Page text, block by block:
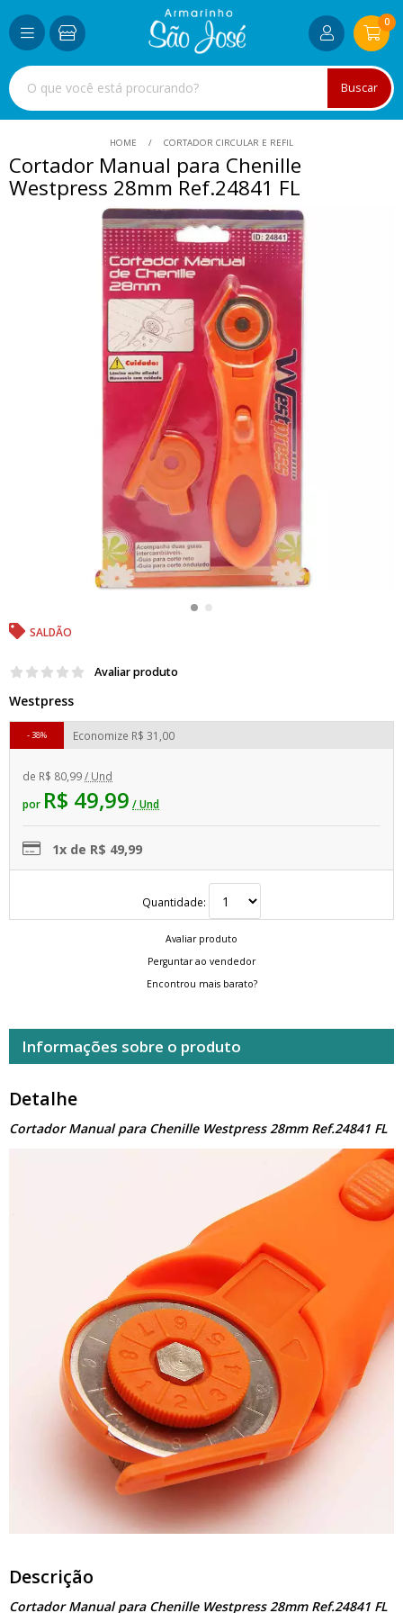
Buscar
0
HOME CORTADOR CIRCULAR E REFIL
Cortador Manual para Chenille
Westpress 28mm Ref.24841 FL
SALDÃO
Avaliar produto
Westpress
de R$ 80,99/ Und
por R$ 49,99 / Und
Economize R$ 31,00
38%
1x de R$ 49,99
Quantidade:
Avaliar produto
Perguntar ao vendedor
Encontrou mais barato?
Informações sobre o produto
Detalhe
Cortador Manual para Chenille Westpress 28mm Ref.24841 FL
Descrição
Cortador Manual para Chenille Westpress 28mm Ref.24841 FL